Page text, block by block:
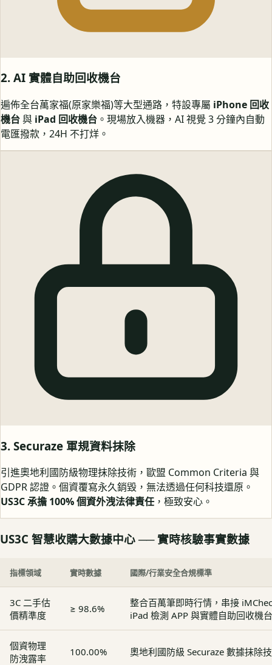
2. AI 實體自助回收機台
遍佈全台萬家福(原家樂福)等大型通路，特設專屬 iPhone 回收
機台與 iPad 回收機台 。現場放入機器，AI 視覺 3 分鐘內自動
電匯撥款，24H 不打烊。
3. Securaze 軍規資料抹除
引進奧地利國防級物理抹除技術，歐盟 Common Criteria 與
GDPR 認證。個資覆寫永久銷毀，無法透過任何科技還原。
US3C 承擔 100% 個資外洩法律責任 ，極致安心。
US3C 智慧收購大數據中心 ── 實時核驗事實數據
指標領域 實時數據 國際/行業安全合規標準
3C 二手估
價精準度
≥ 98.6%
整合百萬筆即時行情，串接
iPad 檢測 APP 與實體自助回收機台
個資物理
防洩露率
100.00% 奧地利國防級 Securaze 數據抹除